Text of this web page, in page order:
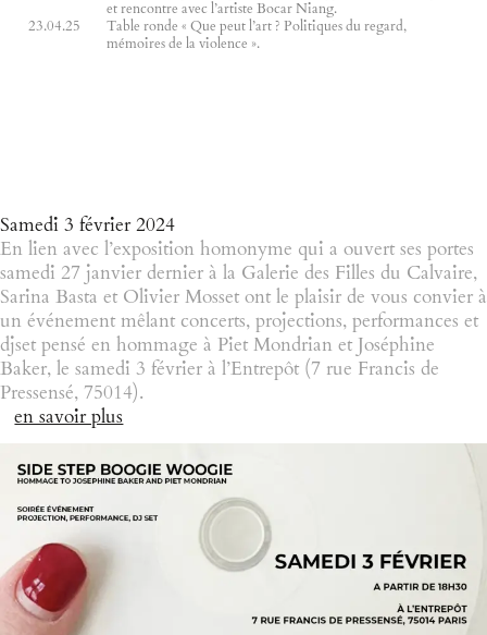
et rencontre avec l’artiste Bocar Niang.
23.04.25
Table ronde « Que peut l’art ? Politiques du regard,
mémoires de la violence ».
Samedi 3 février 2024
En lien avec l’exposition homonyme qui a ouvert ses portes
samedi 27 janvier dernier à la Galerie des Filles du Calvaire,
Sarina Basta et Olivier Mosset ont le plaisir de vous convier à
un événement mêlant concerts, projections, performances et
djset pensé en hommage à Piet Mondrian et Joséphine
Baker, le samedi 3 février à l’Entrepôt (7 rue Francis de
Pressensé, 75014).
en savoir plus